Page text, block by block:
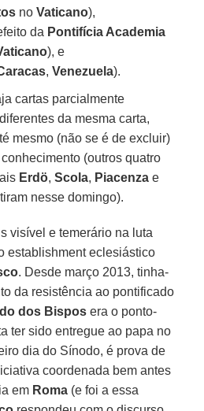
noVaticano),
da Pontifícia Academia
), e
,Venezuela).
cartas parcialmente
da mesma carta,
mesmo (não se é de excluir)
(outros quatro
Erdö,Scola, Piacenza e
nesse domingo).
visível e temerário na luta
establishment eclesiástico
. Desde março 2013, tinha-
da resistência ao pontificado
dos Bispos era o ponto-
ter sido entregue ao papa no
dia do Sínodo, é prova de
coordenada bem antes
em Roma (e foi a essa